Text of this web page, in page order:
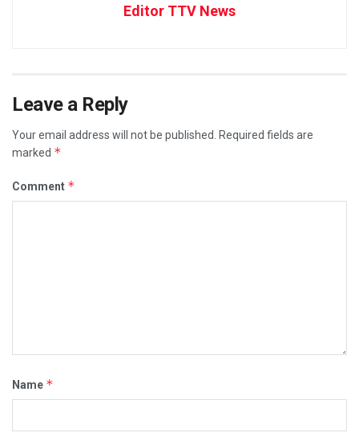
Editor TTV News
Leave a Reply
Your email address will not be published.
Required fields are
marked *
Comment *
Name *